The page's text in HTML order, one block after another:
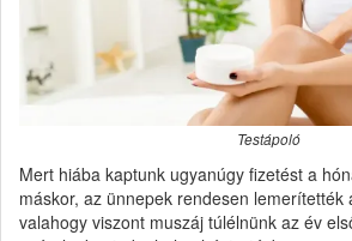
Testápoló
Mert hiába kaptunk ugyanúgy fizetést a
máskor, az ünnepek rendesen lemerítették
valahogy viszont muszáj túlélnünk az év